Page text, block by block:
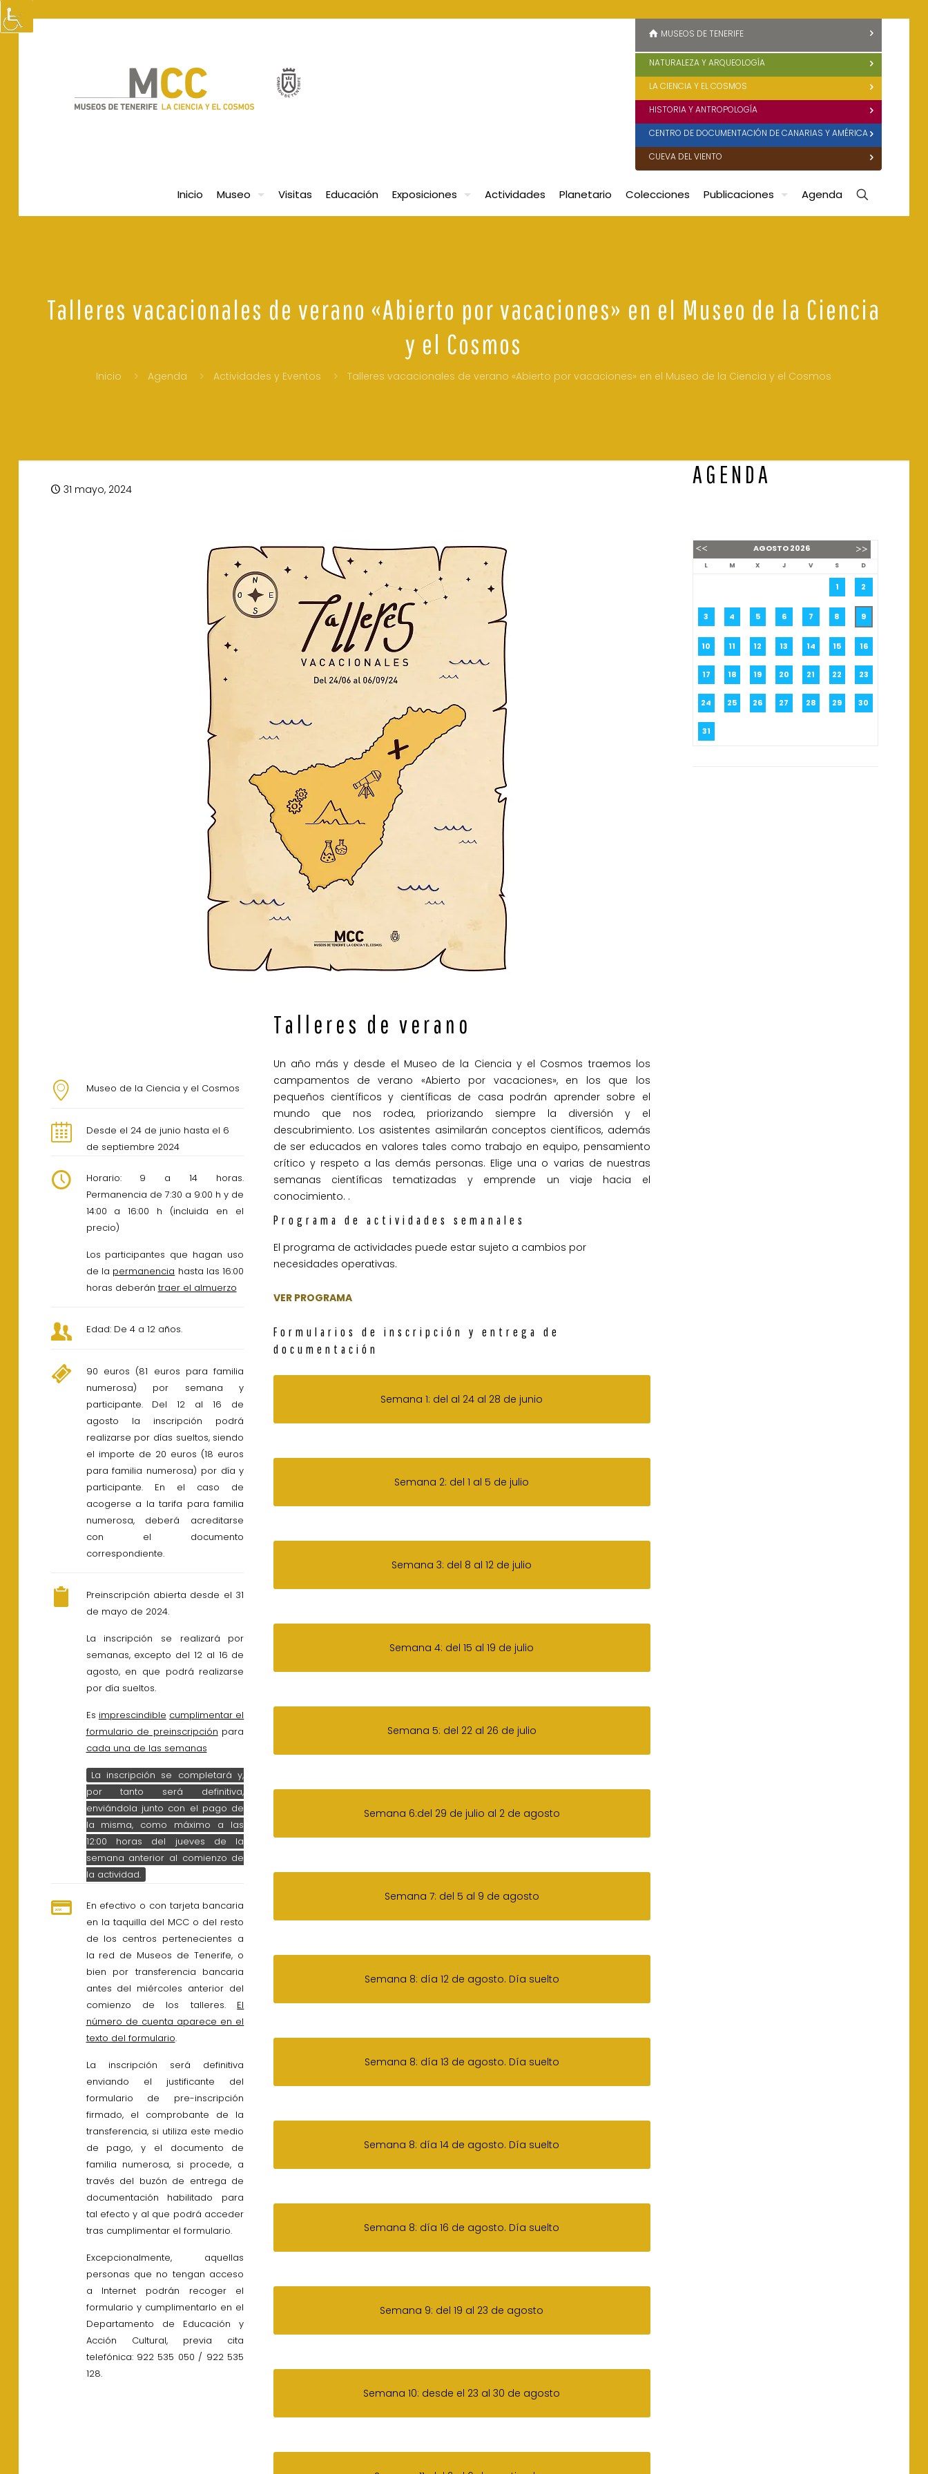
Inicio Museo Visitas Educación Exposiciones Actividades Planetario Colecciones Publicaciones Agenda
MUSEOS DE TENERIFE
NATURALEZA Y ARQUEOLOGÍA
LA CIENCIA Y EL COSMOS
HISTORIA Y ANTROPOLOGÍA
CENTRO DE DOCUMENTACIÓN DE CANARIAS Y AMÉRICA
CUEVA DEL VIENTO
Talleres vacacionales de verano «Abierto por vacaciones» en el Museo de la Ciencia
y el Cosmos
Inicio Agenda Actividades y Eventos Talleres vacacionales de verano «Abierto por vacaciones» en el Museo de la Ciencia y el Cosmos
31 mayo, 2024
Museo de la Ciencia y el Cosmos
Desde el 24 de junio hasta el 6
de septiembre 2024
Horario: 9 a 14 horas.
Permanencia de 7:30 a 9:00 h y de
14:00 a 16:00 h (incluida en el
precio)
Los participantes que hagan uso
de la permanencia hasta las 16:00
horas deberán traer el almuerzo
Edad: De 4 a 12 años.
90 euros (81 euros para familia
numerosa) por semana y
participante. Del 12 al 16 de
agosto la inscripción podrá
realizarse por días sueltos, siendo
el importe de 20 euros (18 euros
para familia numerosa) por día y
participante. En el caso de
acogerse a la tarifa para familia
numerosa, deberá acreditarse
con el documento
correspondiente.
Preinscripción abierta desde el 31
de mayo de 2024.
La inscripción se realizará por
semanas, excepto del 12 al 16 de
agosto, en que podrá realizarse
por día sueltos.
Es imprescindible cumplimentar el
formulario de preinscripción para
cada una de las semanas
La inscripción se completará y,
por tanto será definitiva,
enviándola junto con el pago de
la misma, como máximo a las
12:00 horas del jueves de la
semana anterior al comienzo de
la actividad.
En efectivo o con tarjeta bancaria
en la taquilla del MCC o del resto
de los centros pertenecientes a
la red de Museos de Tenerife, o
bien por transferencia bancaria
antes del miércoles anterior del
comienzo de los talleres. El
número de cuenta aparece en el
texto del formulario.
La inscripción será definitiva
enviando el justificante del
formulario de pre-inscripción
firmado, el comprobante de la
transferencia, si utiliza este medio
de pago, y el documento de
familia numerosa, si procede, a
través del buzón de entrega de
documentación habilitado para
tal efecto y al que podrá acceder
tras cumplimentar el formulario.
Excepcionalmente, aquellas
personas que no tengan acceso
a Internet podrán recoger el
formulario y cumplimentarlo en el
Departamento de Educación y
Acción Cultural, previa cita
telefónica: 922 535 050 / 922 535
128.
Talleres de verano
Un año más y desde el Museo de la Ciencia y el Cosmos traemos los
campamentos de verano «Abierto por vacaciones», en los que los
pequeños científicos y científicas de casa podrán aprender sobre el
mundo que nos rodea, priorizando siempre la diversión y el
descubrimiento. Los asistentes asimilarán conceptos científicos, además
de ser educados en valores tales como trabajo en equipo, pensamiento
crítico y respeto a las demás personas. Elige una o varias de nuestras
semanas científicas tematizadas y emprende un viaje hacia el
conocimiento. .
Programa de actividades semanales
El programa de actividades puede estar sujeto a cambios por
necesidades operativas.
VER PROGRAMA
Formularios de inscripción y entrega de
documentación
Semana 1: del al 24 al 28 de junio
Semana 2: del 1 al 5 de julio
Semana 3: del 8 al 12 de julio
Semana 4: del 15 al 19 de julio
Semana 5: del 22 al 26 de julio
Semana 6:del 29 de julio al 2 de agosto
Semana 7: del 5 al 9 de agosto
Semana 8: día 12 de agosto. Día suelto
Semana 8: día 13 de agosto. Día suelto
Semana 8: día 14 de agosto. Día suelto
Semana 8: día 16 de agosto. Día suelto
Semana 9: del 19 al 23 de agosto
Semana 10: desde el 23 al 30 de agosto
AGENDA
AGOSTO2026
L M X J V S D
1 2
3 4 5 6 7 8 9
10 11 12 13 14 15 16
17 18 19 20 21 22 23
24 25 26 27 28 29 30
31